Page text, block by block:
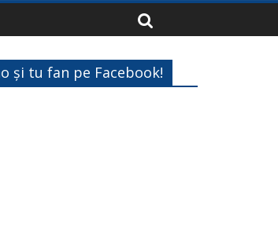
și tu fan pe Facebook!